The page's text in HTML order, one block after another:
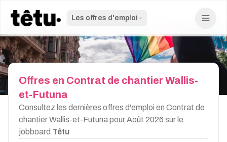
Les offres d'emploi
Offres en Contrat de chantier Wallis-
et-Futuna
Consultez les dernières offres d'emploi en Contrat de
chantier Wallis-et-Futuna pour Août 2026 sur le
jobboard Têtu
Rechercher par job, mot-clé ou entreprise